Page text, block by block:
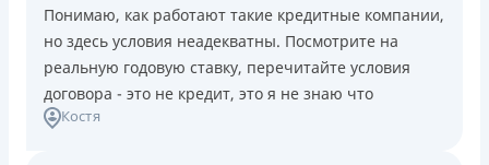
Понимаю, как работают такие кредитные компании,
но здесь условия неадекватны. Посмотрите на
реальную годовую ставку, перечитайте условия
договора - это не кредит, это я не знаю что
Костя